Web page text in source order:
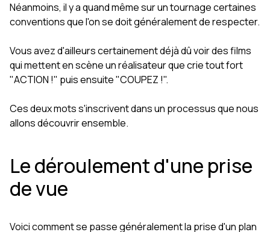
Néanmoins, il y a quand même sur un tournage certaines
conventions que l'on se doit généralement de respecter.
Vous avez d'ailleurs certainement déjà dû voir des films
qui mettent en scène un réalisateur que crie tout fort
"ACTION !" puis ensuite "COUPEZ !".
Ces deux mots s'inscrivent dans un processus que nous
allons découvrir ensemble.
Le déroulement d'une prise
de vue
Voici comment se passe généralement la prise d'un plan